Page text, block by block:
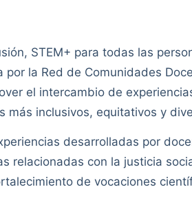
STEM+ para todas las
la Red de Comunidades
el intercambio de
más inclusivos, equitativos y
desarrolladas por
relacionadas con la justicia
de vocaciones